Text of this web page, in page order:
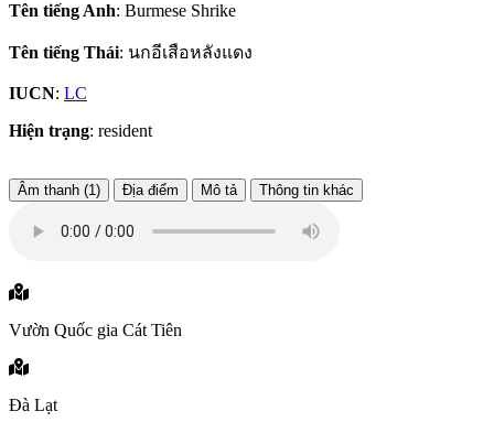
Tên tiếng Anh: Burmese Shrike
Tên tiếng Thái: นกอีเสือหลังแดง
IUCN: LC
Hiện trạng: resident
Âm thanh (1) Địa điểm Mô tả Thông tin khác
Vườn Quốc gia Cát Tiên
Đà Lạt